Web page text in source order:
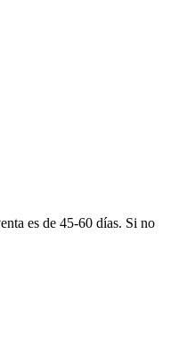
es de 45-60 días. Si no